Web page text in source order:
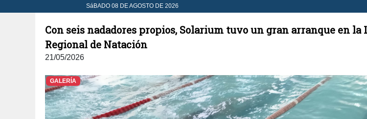
SáBADO 08 DE AGOSTO DE 2026
11 Ago 37°C
Con seis nadadores propios, Solarium tuvo un gran arranque en la
Regional de Natación
21/05/2026
GALERÍA